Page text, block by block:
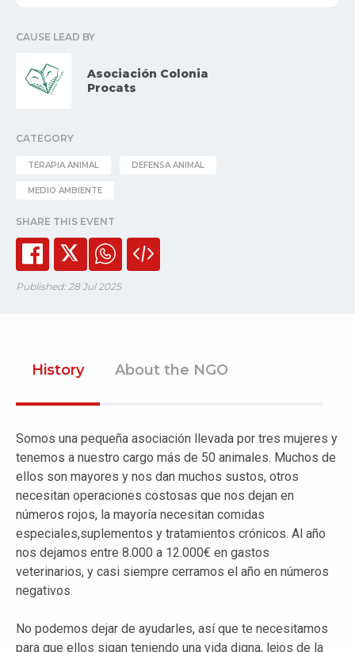
CAUSE LEAD BY
Asociación Colonia
Procats
CATEGORY
TERAPIA ANIMAL DEFENSA ANIMAL
MEDIO AMBIENTE
SHARE THIS EVENT
Published: 28 Jul 2025
History About the NGO
Somos una pequeña asociación llevada por tres mujeres y
tenemos a nuestro cargo más de 50 animales. Muchos de
ellos son mayores y nos dan muchos sustos, otros
necesitan operaciones costosas que nos dejan en
números rojos, la mayoría necesitan comidas
especiales,suplementos y tratamientos crónicos. Al año
nos dejamos entre 8.000 a 12.000€ en gastos
veterinarios, y casi siempre cerramos el año en números
negativos.
No podemos dejar de ayudarles, así que te necesitamos
para que ellos sigan teniendo una vida digna, lejos de la